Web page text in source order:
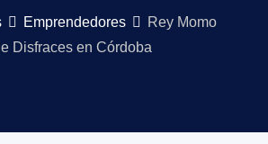
Emprendedores
Rey Momo
Disfraces en Córdoba